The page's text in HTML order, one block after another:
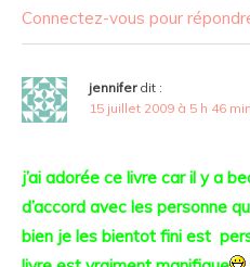
Connectez-vous pour
jennifer dit :
15 juillet 2009 à 5 h 46 min
j’ai adorée ce livre car il y a
d’accord avec les personne
bien je les bientot fini est